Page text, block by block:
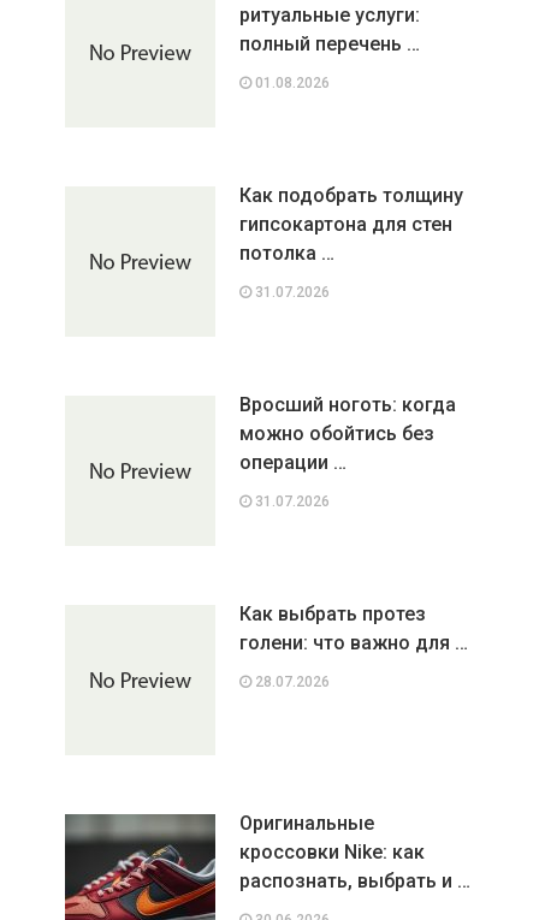
ритуальные услуги:
полный перечень …
01.08.2026
Как подобрать толщину
гипсокартона для стен
потолка …
31.07.2026
Вросший ноготь: когда
можно обойтись без
операции …
31.07.2026
Как выбрать протез
голени: что важно для …
28.07.2026
Оригинальные
кроссовки Nike: как
распознать, выбрать и …